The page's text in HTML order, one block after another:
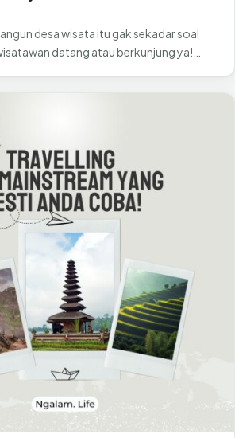
desa wisata itu gak sekadar soal
datang atau berkunjung ya!…